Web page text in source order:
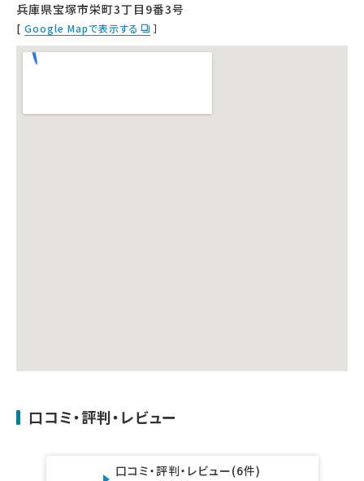
兵庫県宝塚市栄町3丁目9番3号
[ Google Mapで表示する ］
口コミ・評判・レビュー
口コミ・評判・レビュー(6件)